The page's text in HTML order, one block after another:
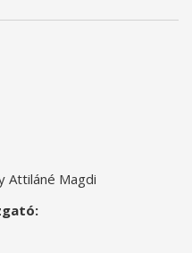
Attiláné Magdi